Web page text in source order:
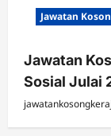
Jawatan
Jawatan
Sosial Julai